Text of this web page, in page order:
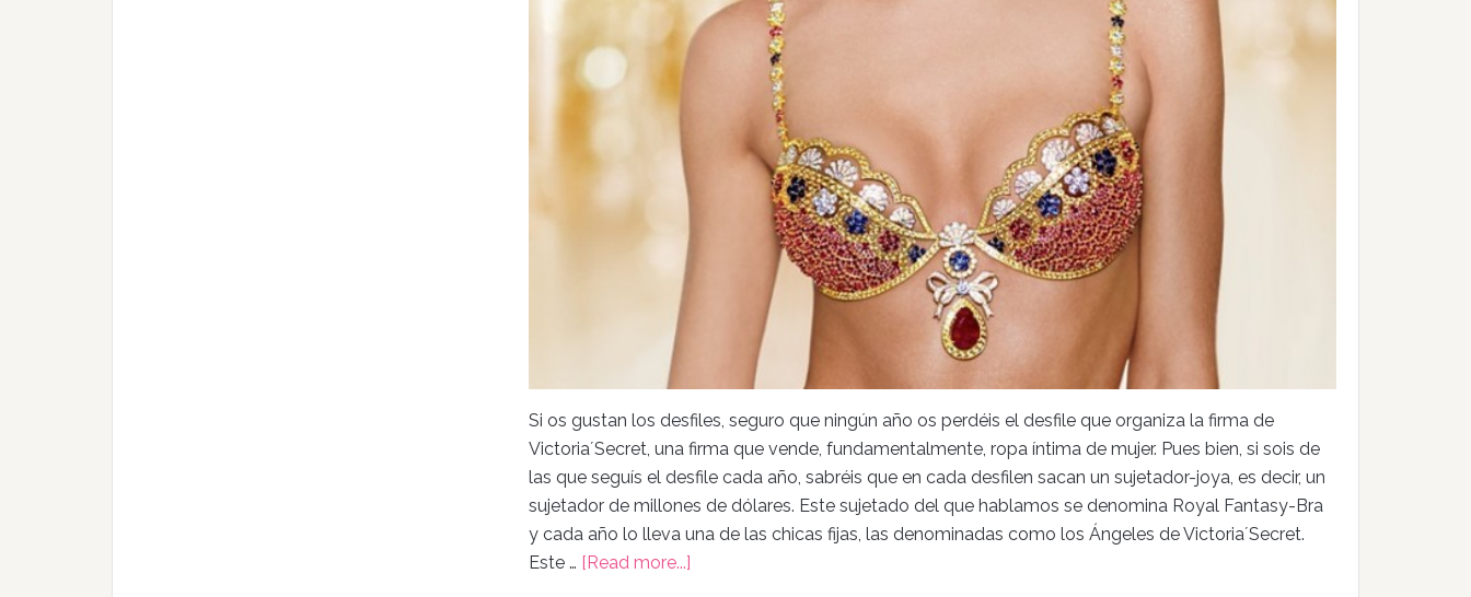
Si os gustan los desfiles, seguro que ningún año os perdéis el desfile que organiza la firma de
Victoria´Secret, una firma que vende, fundamentalmente, ropa íntima de mujer. Pues bien, si sois de
las que seguís el desfile cada año, sabréis que en cada desfilen sacan un sujetador-joya, es decir, un
sujetador de millones de dólares. Este sujetado del que hablamos se denomina Royal Fantasy-Bra
y cada año lo lleva una de las chicas fijas, las denominadas como los Ángeles de Victoria´Secret.
Este … [Read more...]